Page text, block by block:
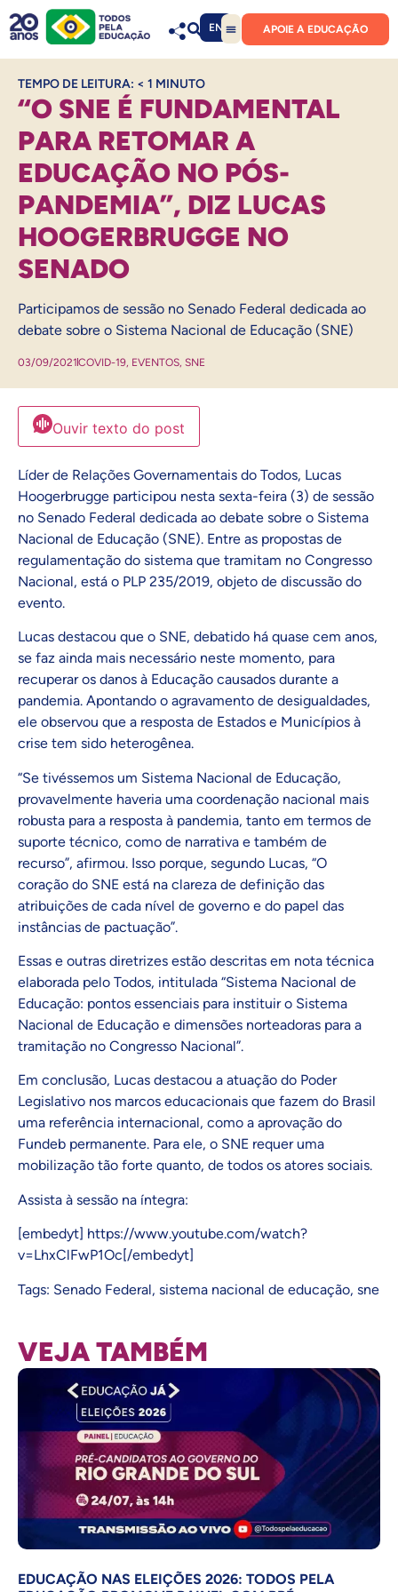
EN APOIE A EDUCAÇÃO
TEMPO DE LEITURA: < 1 MINUTO
“O SNE É FUNDAMENTAL
PARA RETOMAR A
EDUCAÇÃO NO PÓS-
PANDEMIA”, DIZ LUCAS
HOOGERBRUGGE NO
SENADO
Participamos de sessão no Senado Federal dedicada ao
debate sobre o Sistema Nacional de Educação (SNE)
03/09/2021COVID-19, EVENTOS, SNE
Ouvir texto do post
Líder de Relações Governamentais do Todos, Lucas
Hoogerbrugge participou nesta sexta-feira (3) de sessão
no Senado Federal dedicada ao debate sobre o Sistema
Nacional de Educação (SNE). Entre as propostas de
regulamentação do sistema que tramitam no Congresso
Nacional, está o PLP 235/2019, objeto de discussão do
evento.
Lucas destacou que o SNE, debatido há quase cem anos,
se faz ainda mais necessário neste momento, para
recuperar os danos à Educação causados durante a
pandemia. Apontando o agravamento de desigualdades,
ele observou que a resposta de Estados e Municípios à
crise tem sido heterogênea.
“Se tivéssemos um Sistema Nacional de Educação,
provavelmente haveria uma coordenação nacional mais
robusta para a resposta à pandemia, tanto em termos de
suporte técnico, como de narrativa e também de
recurso”, afirmou. Isso porque, segundo Lucas, “O
coração do SNE está na clareza de definição das
atribuições de cada nível de governo e do papel das
instâncias de pactuação”.
Essas e outras diretrizes estão descritas em nota técnica
elaborada pelo Todos, intitulada “Sistema Nacional de
Educação: pontos essenciais para instituir o Sistema
Nacional de Educação e dimensões norteadoras para a
tramitação no Congresso Nacional”.
Em conclusão, Lucas destacou a atuação do Poder
Legislativo nos marcos educacionais que fazem do Brasil
uma referência internacional, como a aprovação do
Fundeb permanente. Para ele, o SNE requer uma
mobilização tão forte quanto, de todos os atores sociais.
Assista à sessão na íntegra:
[embedyt] https://www.youtube.com/watch?
v=LhxClFwP1Oc[/embedyt]
Tags: Senado Federal, sistema nacional de educação, sne
VEJA TAMBÉM
EDUCAÇÃO NAS ELEIÇÕES 2026: TODOS PELA